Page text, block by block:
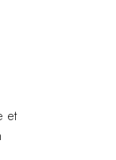
et